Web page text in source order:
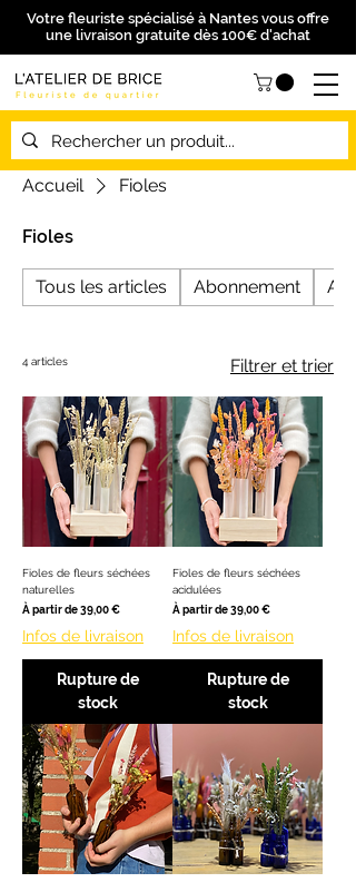
Votre fleuriste spécialisé à Nantes vous offre
une livraison gratuite dès 100€ d'achat
Accueil Fioles
Fioles
Tous les articles Abonnement
4 articles Filtrer et trier
Fioles de fleurs séchées
naturelles
À partir de39,00 €
Prix promotionnel
Infos de livraison
Rupture de
stock
Fioles de fleurs séchées
acidulées
À partir de39,00 €
Prix promotionnel
Infos de livraison
Rupture de
stock